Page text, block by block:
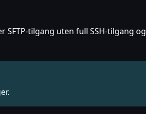
tilgang uten full SSH-tilgang og